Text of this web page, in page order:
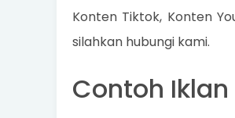
Konten Tiktok, Konten
silahkan hubungi kami.
Contoh